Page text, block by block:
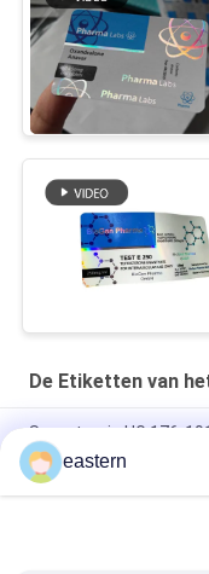
De Etiketten van
Somatropin HG 176-
etiketten
tren-acetaatflacon
eastern